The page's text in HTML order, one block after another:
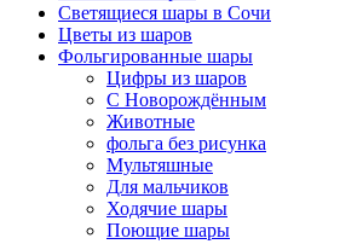
Светящиеся шары в Сочи
Цветы из шаров
Фольгированные шары
Цифры из шаров
С Новорождённым
Животные
фольга без рисунка
Мультяшные
Для мальчиков
Ходячие шары
Поющие шары